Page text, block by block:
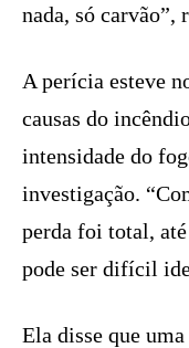
nada, só carvão”,
A perícia esteve
causas do
intensidade do
investigação.
perda foi total,
pode ser difícil
Ela disse que